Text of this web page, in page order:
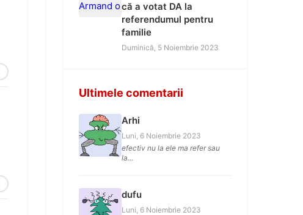
că a votat DA la
referendumul pentru
familie
Duminică, 5 Noiembrie 2023
Ultimele comentarii
Arhi
Luni, 6 Noiembrie 2023
efectiv nu la ele ma refer sau
la...
dufu
Luni, 6 Noiembrie 2023